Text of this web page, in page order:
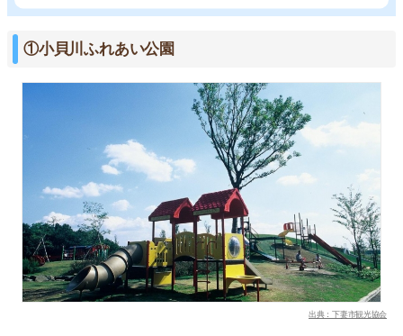
①小貝川ふれあい公園
出典：下妻市観光協会